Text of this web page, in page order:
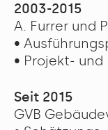
2003-2015
A. Furrer und
•
• Projekt-
Seit 2015
GVB